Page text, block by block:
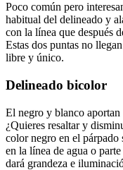
Poco común pero
habitual del delineado y
con la línea que después
Estas dos puntas no
libre y único.
Delineado bicolor
El negro y blanco
¿Quieres resaltar y
color negro en el
en la línea de agua o
dará grandeza e